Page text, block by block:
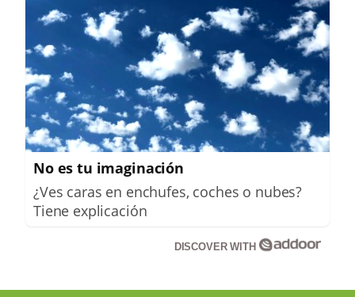
No es tu imaginación
¿Ves caras en enchufes, coches o nubes?
Tiene explicación
DISCOVER WITH